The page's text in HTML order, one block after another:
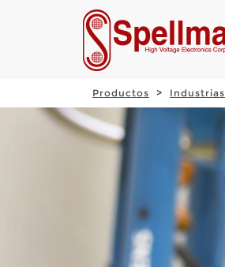
Productos Industrias